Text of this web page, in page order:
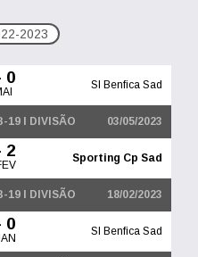
2023
0 Sl Benfica Sad
19 I DIVISÃO 03/05/2023
2 Sporting Cp Sad
19 I DIVISÃO 18/02/2023
0 Sl Benfica Sad